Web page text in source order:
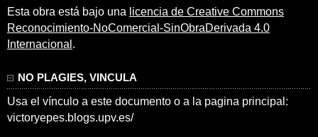
Esta obra está bajo una licencia de Creative Commons
Reconocimiento-NoComercial-SinObraDerivada 4.0
Internacional .
NO PLAGIES, VINCULA
Usa el vínculo a este documento o a la pagina principal:
victoryepes.blogs.upv.es/